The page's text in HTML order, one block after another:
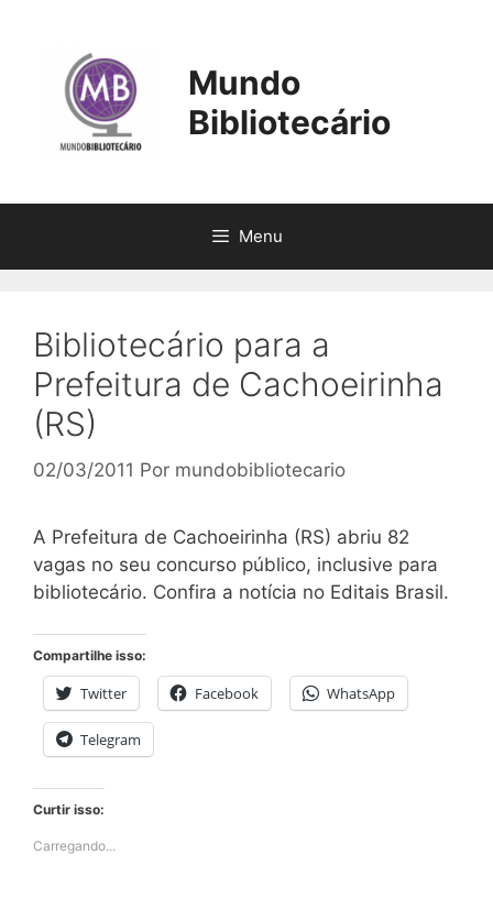
conteúdo
Mundo
Bibliotecário
Menu
Bibliotecário para a
Prefeitura de Cachoeirinha
(RS)
02/03/2011 Por mundobibliotecario
A Prefeitura de Cachoeirinha (RS) abriu 82
vagas no seu concurso público, inclusive para
bibliotecário. Confira a notícia no Editais Brasil.
Compartilhe isso:
Twitter Facebook WhatsApp
Telegram
Curtir isso:
Carregando...